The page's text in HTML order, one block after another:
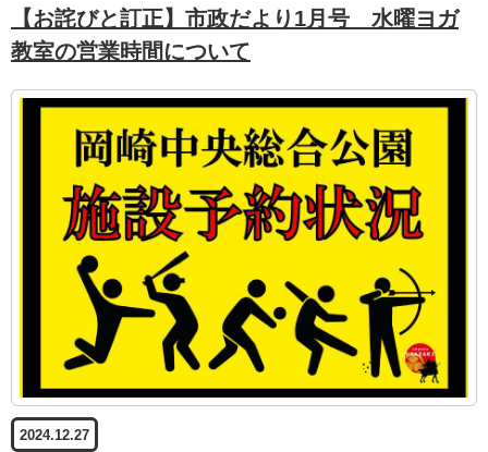
【お詫びと訂正】市政だより1月号 水曜ヨガ
教室の営業時間について
2024.12.27